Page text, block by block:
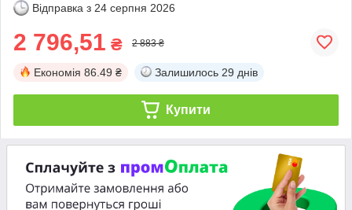
Відправка з 24 серпня 2026
2 796,51 ₴ 2 883 ₴
Економія 86.49 ₴ Залишилось 29 днів
Купити